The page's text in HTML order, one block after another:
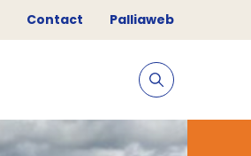
Contact Palliaweb